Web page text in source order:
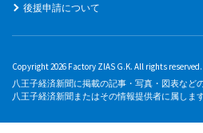
後援申請について
Copyright 2026 Factory ZIAS G.K. All rights reserved.
八王子経済新聞に掲載の記事・写真・図表など
八王子経済新聞またはその情報提供者に属します